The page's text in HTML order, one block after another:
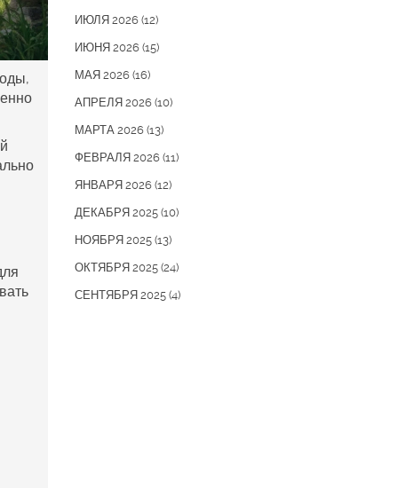
ИЮЛЯ 2026 (12)
ИЮНЯ 2026 (15)
МАЯ 2026 (16)
АПРЕЛЯ 2026 (10)
МАРТА 2026 (13)
ФЕВРАЛЯ 2026 (11)
ЯНВАРЯ 2026 (12)
ДЕКАБРЯ 2025 (10)
НОЯБРЯ 2025 (13)
ОКТЯБРЯ 2025 (24)
СЕНТЯБРЯ 2025 (4)